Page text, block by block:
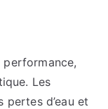
performance,
Les
d’eau et